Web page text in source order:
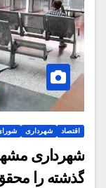
اقتصاد شهرداری
گذشته را